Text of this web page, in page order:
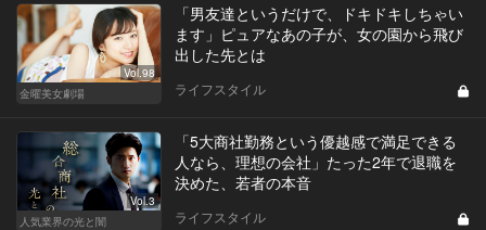
Vol.98
金曜美女劇場
「男友達というだけで、ドキドキしちゃい
ます」ピュアなあの子が、女の園から飛び
出した先とは
ライフスタイル
Vol.3
人気業界の光と闇
「5大商社勤務という優越感で満足できる
人なら、理想の会社」たった2年で退職を
決めた、若者の本音
ライフスタイル